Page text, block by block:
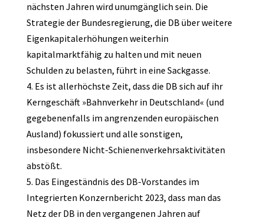
nächsten Jahren wird unumgänglich sein. Die
Strategie der Bundesregierung, die DB über weitere
Eigenkapitalerhöhungen weiterhin
kapitalmarktfähig zu halten und mit neuen
Schulden zu belasten, führt in eine Sackgasse.
4. Es ist allerhöchste Zeit, dass die DB sich auf ihr
Kerngeschäft »Bahnverkehr in Deutschland« (und
gegebenenfalls im angrenzenden europäischen
Ausland) fokussiert und alle sonstigen,
insbesondere Nicht-Schienenverkehrsaktivitäten
abstößt.
5. Das Eingeständnis des DB-Vorstandes im
Integrierten Konzernbericht 2023, dass man das
Netz der DB in den vergangenen Jahren auf